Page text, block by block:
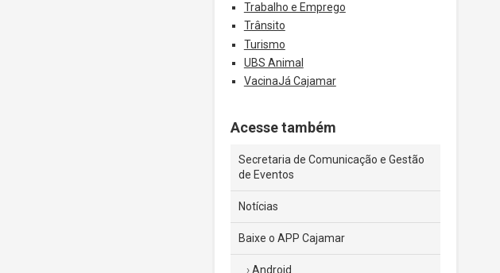
Trabalho e Emprego
Trânsito
Turismo
UBS Animal
VacinaJá Cajamar
Acesse também
Secretaria de Comunicação e Gestão
de Eventos
Notícias
Baixe o APP Cajamar
Android